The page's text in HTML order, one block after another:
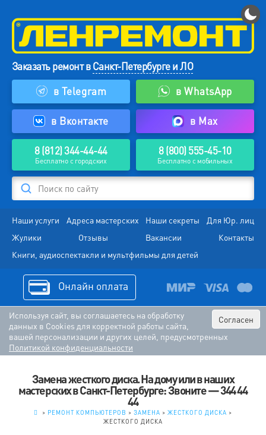
Заказать ремонт вСанкт-Петербурге и ЛО
в Telegram
в WhatsApp
в Вконтакте в Max
8 (812) 344-44-44
Бесплатно с городских
8 (800) 555-45-10
Бесплатно с мобильных
Поиск по сайту
Наши услуги Адреса мастерских Наши секреты
Для Юр. лиц
Жулики
Отзывы Вакансии
Контакты
Книги, аудиоспектакли и мультфильмы для детей
Онлайн оплата
Согласен
Используя сайт, вы соглашаетесь на обработку
данных в Cookies для корректной работы сайта,
вашей персонализации и других целей, предусмотренных
Политикой конфиденциальности
Замена жесткого диска. На дому или в наших
мастерских в Санкт-Петербурге: Звоните — 344 44
44
> РЕМОНТ КОМПЬЮТЕРОВ > ЗАМЕНА > ЖЕСТКОГО ДИСКА >
ЖЕСТКОГО ДИСКА